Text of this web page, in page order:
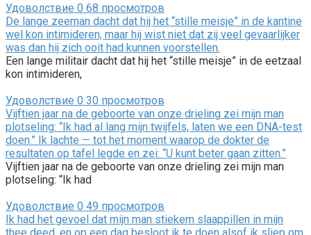
Удоволствие 0 68 просмотров
De lange zeeman dacht dat hij het “stille meisje” in de kantine
wel kon intimideren, maar hij wist niet dat zij veel gevaarlijker
was dan hij zich ooit had kunnen voorstellen.
Een lange militair dacht dat hij het “stille meisje” in de eetzaal
kon intimideren,
Удоволствие 0 30 просмотров
Vijftien jaar na de geboorte van onze drieling zei mijn man
plotseling: “Ik had al lang mijn twijfels, laten we een DNA-test
doen.” Ik lachte — tot het moment waarop de dokter de
resultaten op tafel legde en zei: “U kunt beter gaan zitten.”
Vijftien jaar na de geboorte van onze drieling zei mijn man
plotseling: “Ik had
Удоволствие 0 49 просмотров
Ik had het gevoel dat mijn man stiekem slaappillen in mijn
thee deed, en op een dag besloot ik te doen alsof ik sliep om